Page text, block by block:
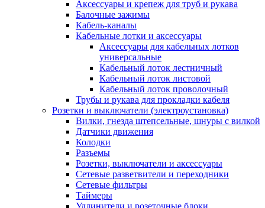
Аксессуары и крепеж для труб и рукава
Балочные зажимы
Кабель-каналы
Кабельные лотки и аксессуары
Аксессуары для кабельных лотков
универсальные
Кабельный лоток лестничный
Кабельный лоток листовой
Кабельный лоток проволочный
Трубы и рукава для прокладки кабеля
Розетки и выключатели (электроустановка)
Вилки, гнезда штепсельные, шнуры с вилкой
Датчики движения
Колодки
Разъемы
Розетки, выключатели и аксессуары
Сетевые разветвители и переходники
Сетевые фильтры
Таймеры
Удлинители и розеточные блоки